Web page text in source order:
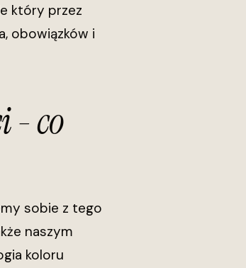
który przez
obowiązków i
- co
sobie z tego
naszym
koloru